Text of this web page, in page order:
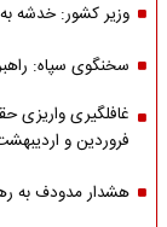
وزیر کشور: خدشه
سخنگوی سپاه:
غافلگیری واریزی
فروردین و
هشدار مدودف به